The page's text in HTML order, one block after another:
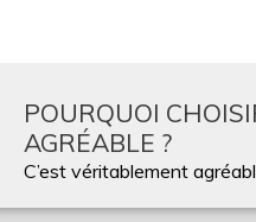
POURQUOI
AGRÉABLE ?
C’est véritablement